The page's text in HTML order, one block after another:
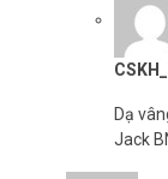
Dạ
Jack